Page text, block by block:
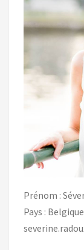
Prénom :
Pays : Belgique